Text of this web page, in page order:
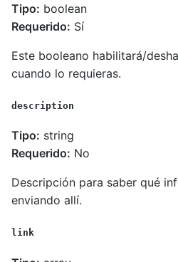
Tipo: boolean
Requerido: Sí
Este booleano habilitará/
cuando lo requieras.
description
Tipo: string
Requerido: No
Descripción para saber qué
enviando allí.
link